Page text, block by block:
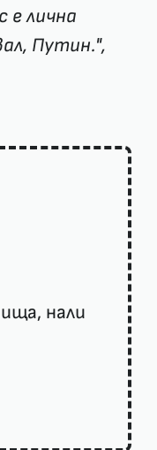
е лична
Путин.",
нали